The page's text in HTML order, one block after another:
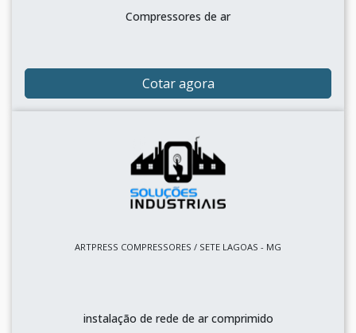
Compressores de ar
Cotar agora
ARTPRESS COMPRESSORES / SETE LAGOAS - MG
instalação de rede de ar comprimido